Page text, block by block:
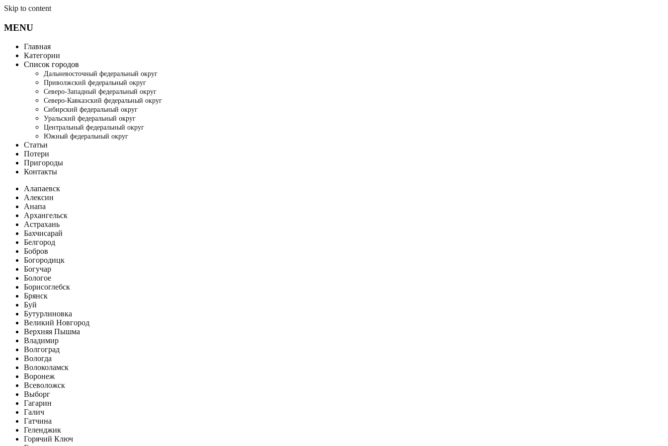
Skip to content
MENU
Главная
Категории
Список городов
Дальневосточный федеральный округ
Приволжский федеральный округ
Северо-Западный федеральный округ
Северо-Кавказский федеральный округ
Сибирский федеральный округ
Уральский федеральный округ
Центральный федеральный округ
Южный федеральный округ
Статьи
Потери
Пригороды
Контакты
Алапаевск
Алексин
Анапа
Архангельск
Астрахань
Бахчисарай
Белгород
Бобров
Богородицк
Богучар
Бологое
Борисоглебск
Брянск
Буй
Бутурлиновка
Великий Новгород
Верхняя Пышма
Владимир
Волгоград
Вологда
Волоколамск
Воронеж
Всеволожск
Выборг
Гагарин
Галич
Гатчина
Геленджик
Горячий Ключ